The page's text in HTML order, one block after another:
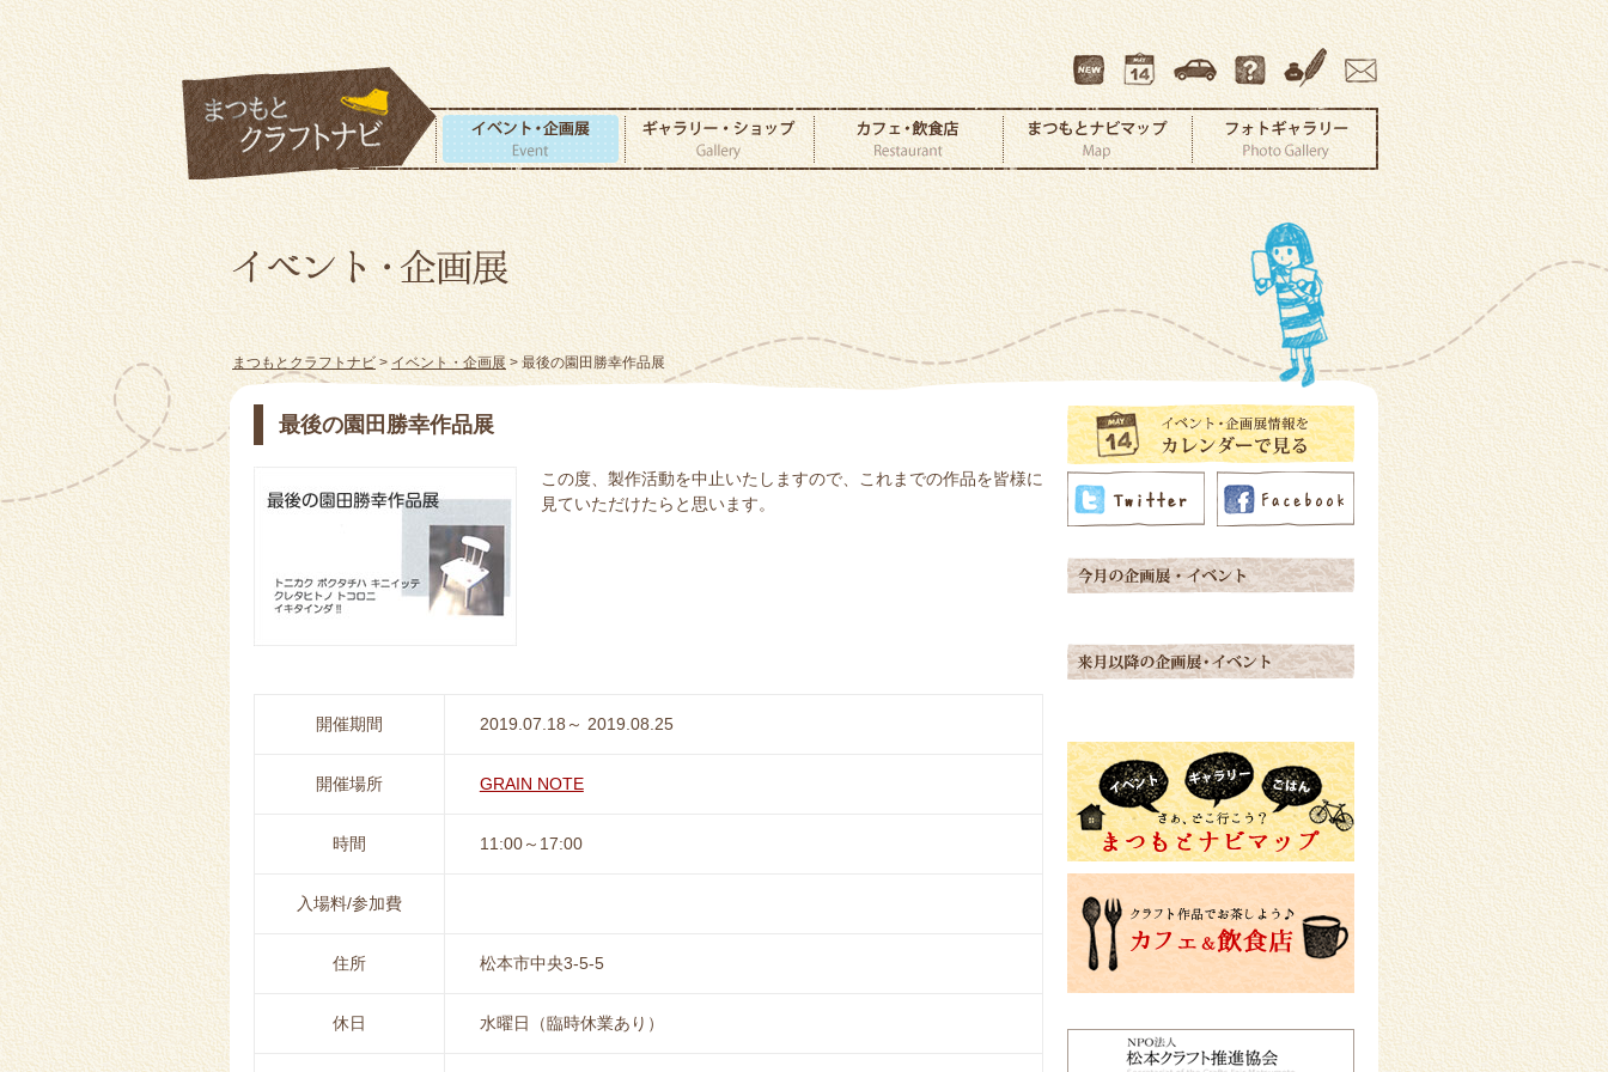
まつもとクラフトナビ > イベント・企画展> 最後の園田勝幸作品展
最後の園田勝幸作品展
この度、製作活動を中止いたしますので、これまでの作品を皆様に
見ていただけたらと思います。
開催期間 2019.07.18～ 2019.08.25
開催場所 GRAIN NOTE
時間 11:00～17:00
入場料/参加費
住所 松本市中央3-5-5
休日 水曜日（臨時休業あり）